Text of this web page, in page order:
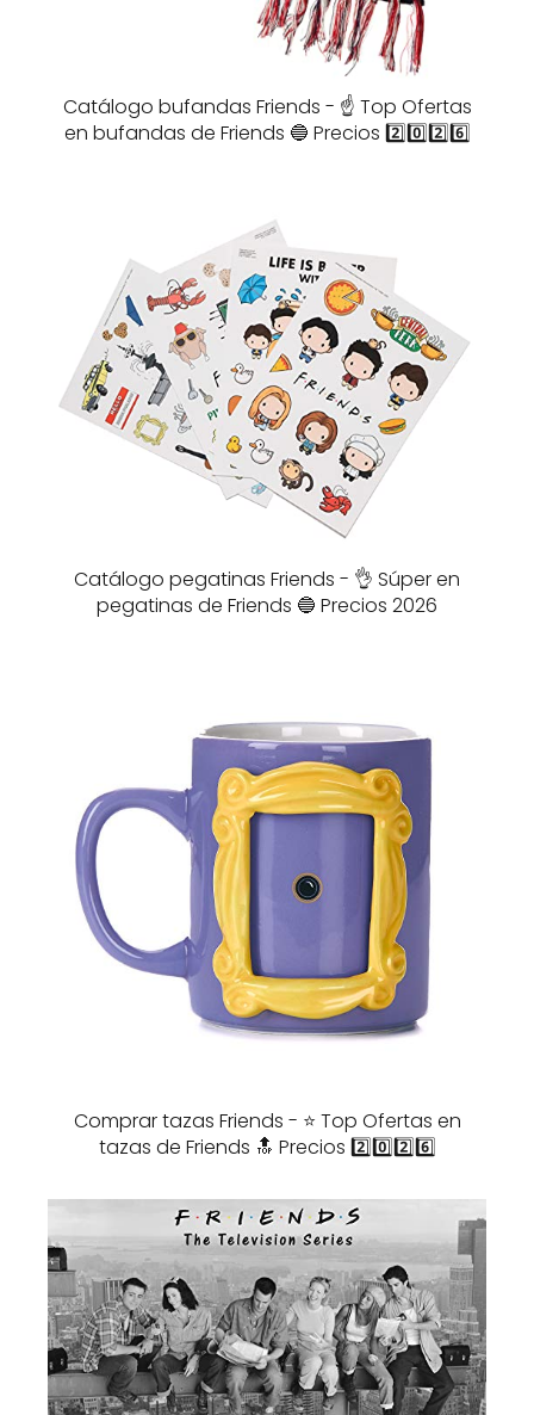
Catálogo bufandas Friends - ☝️ Top Ofertas
en bufandas de Friends 🔵 Precios 2️⃣0️⃣2️⃣6️⃣
Catálogo pegatinas Friends - 👌 Súper en
pegatinas de Friends 🔵 Precios 2026
Comprar tazas Friends - ⭐️ Top Ofertas en
tazas de Friends 🔝 Precios 2️⃣0️⃣2️⃣6️⃣